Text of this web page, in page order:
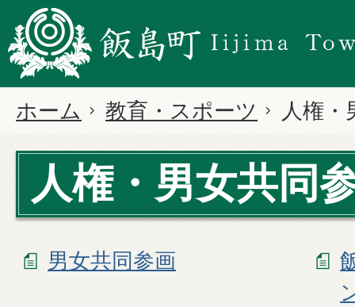
ホーム 教育・スポーツ 人権・
人権・男女共同
男女共同参画